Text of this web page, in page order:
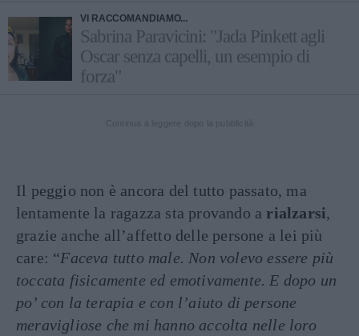
VI RACCOMANDIAMO...
Sabrina Paravicini: "Jada Pinkett agli
Oscar senza capelli, un esempio di
forza"
Il peggio non è ancora del tutto passato, ma
lentamente la ragazza sta provando a rialzarsi,
grazie anche all’affetto delle persone a lei più
care: “Faceva tutto male. Non volevo essere più
toccata fisicamente ed emotivamente. E dopo un
po’ con la terapia e con l’aiuto di persone
meravigliose che mi hanno accolta nelle loro